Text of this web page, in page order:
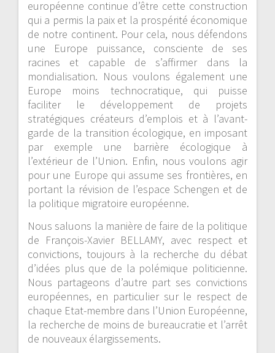
européenne continue d’être cette construction
qui a permis la paix et la prospérité économique
de notre continent. Pour cela, nous défendons
une Europe puissance, consciente de ses
racines et capable de s’affirmer dans la
mondialisation. Nous voulons également une
Europe moins technocratique, qui puisse
faciliter le développement de projets
stratégiques créateurs d’emplois et à l’avant-
garde de la transition écologique, en imposant
par exemple une barrière écologique à
l’extérieur de l’Union. Enfin, nous voulons agir
pour une Europe qui assume ses frontières, en
portant la révision de l’espace Schengen et de
la politique migratoire européenne.
Nous saluons la manière de faire de la politique
de François-Xavier BELLAMY, avec respect et
convictions, toujours à la recherche du débat
d’idées plus que de la polémique politicienne.
Nous partageons d’autre part ses convictions
européennes, en particulier sur le respect de
chaque Etat-membre dans l’Union Européenne,
la recherche de moins de bureaucratie et l’arrêt
de nouveaux élargissements.